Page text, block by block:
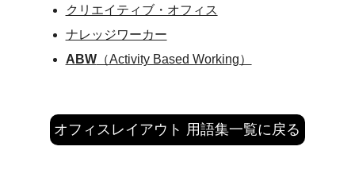
クリエイティブ・オフィス
ナレッジワーカー
ABW（Activity Based Working）
オフィスレイアウト 用語集一覧に戻る